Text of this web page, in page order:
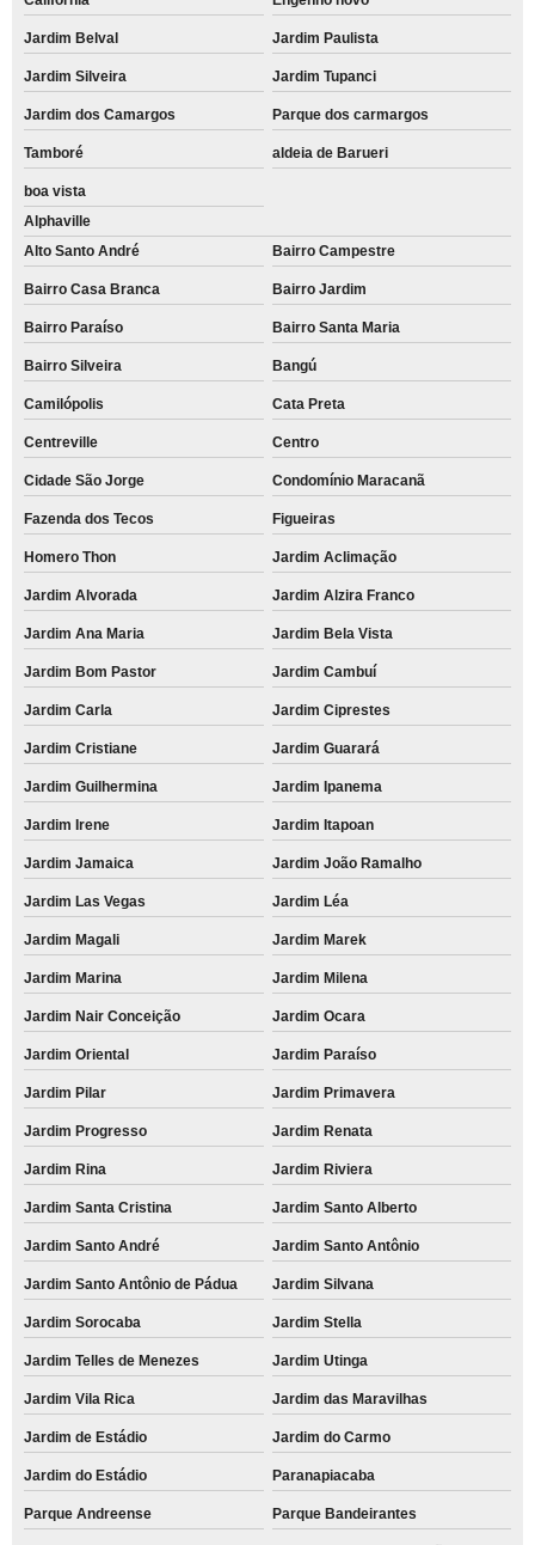
Jardim Belval Jardim Paulista
Jardim Silveira Jardim Tupanci
Jardim dos Camargos Parque dos carmargos
Tamboré aldeia de Barueri
boa vista
Alphaville
Alto Santo André
Bairro Campestre
Bairro Casa Branca Bairro Jardim
Bairro Paraíso Bairro Santa Maria
Bairro Silveira Bangú
Camilópolis Cata Preta
Centreville Centro
Cidade São Jorge Condomínio Maracanã
Fazenda dos Tecos Figueiras
Homero Thon Jardim Aclimação
Jardim Alvorada Jardim Alzira Franco
Jardim Ana Maria Jardim Bela Vista
Jardim Bom Pastor Jardim Cambuí
Jardim Carla Jardim Ciprestes
Jardim Cristiane Jardim Guarará
Jardim Guilhermina Jardim Ipanema
Jardim Irene Jardim Itapoan
Jardim Jamaica Jardim João Ramalho
Jardim Las Vegas Jardim Léa
Jardim Magali Jardim Marek
Jardim Marina Jardim Milena
Jardim Nair Conceição Jardim Ocara
Jardim Oriental Jardim Paraíso
Jardim Pilar Jardim Primavera
Jardim Progresso Jardim Renata
Jardim Rina Jardim Riviera
Jardim Santa Cristina Jardim Santo Alberto
Jardim Santo André Jardim Santo Antônio
Jardim Santo Antônio de Pádua Jardim Silvana
Jardim Sorocaba Jardim Stella
Jardim Telles de Menezes Jardim Utinga
Jardim Vila Rica Jardim das Maravilhas
Jardim de Estádio Jardim do Carmo
Jardim do Estádio Paranapiacaba
Parque Andreense Parque Bandeirantes